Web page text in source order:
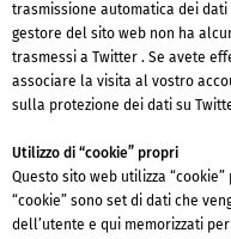
trasmissione automatica dei
gestore del sito web non ha
trasmessi a Twitter . Se avete
associare la visita al vostro
sulla protezione dei dati su
Utilizzo di “cookie” propri
Questo sito web utilizza
“cookie” sono set di dati che
dell’utente e qui memorizzati